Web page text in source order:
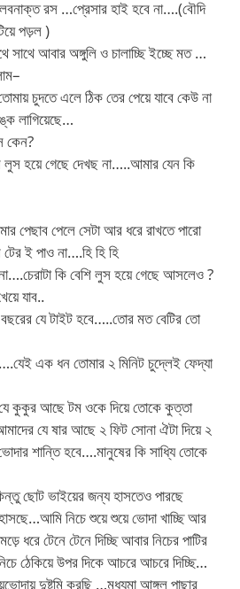
রস …প্রেসার হাই হবে না….(বৌদি
পড়ল )
সাথে আবার অঙ্গুলি ও চালাচ্ছি ইচ্ছে মত …
চুদতে এলে ঠিক তের পেয়ে যাবে কেউ না
লাগিয়েছে…
কেন?
হয়ে গেছে দেখছ না…..আমার যেন কি
পেছাব পেলে সেটা আর ধরে রাখতে পারো
ই পাও না….হি হি হি
কি বেশি লুস হয়ে গেছে আসলেও ?
যাব..
যে টাইট হবে…..তোর মত বেটির তো
এক ধন তোমার ২ মিনিট চুদ্লেই ফেদ্যা
কুকুর আছে টম ওকে দিয়ে তোকে কুত্তা
যে ষার আছে ২ ফিট সোনা ঐটা দিয়ে ২
শান্তি হবে….মানুষের কি সাধ্যি তোকে
ছোট ভাইয়ের জন্য হাসতেও পারছে
নিচে শুয়ে শুয়ে ভোদা খাচ্ছি আর
ধরে টেনে টেনে দিচ্ছি আবার নিচের পাটির
ঠেকিয়ে উপর দিকে আচরে আচরে দিচ্ছি…
দুষ্টুমি করছি …মধ্যমা আঙ্গুল পাছার